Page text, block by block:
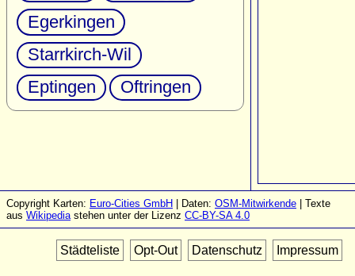
Egerkingen
Starrkirch-Wil
Eptingen
Oftringen
Copyright Karten: Euro-Cities GmbH | Daten: OSM-Mitwirkende | Texte
aus Wikipediastehen unter der Lizenz CC-BY-SA 4.0
Städteliste Opt-Out Datenschutz Impressum